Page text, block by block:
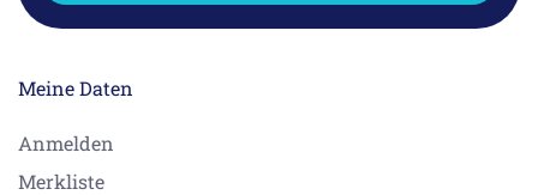
Meine Daten
Anmelden
Merkliste